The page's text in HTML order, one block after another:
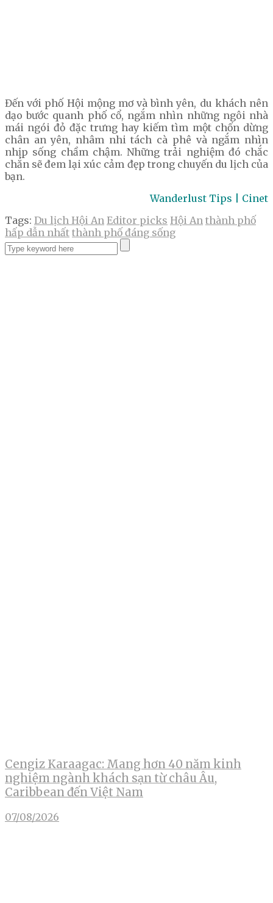
Đến với phố Hội mộng mơ và bình yên, du khách nên
dạo bước quanh phố cổ, ngắm nhìn những ngôi nhà
mái ngói đỏ đặc trưng hay kiếm tìm một chốn dừng
chân an yên, nhâm nhi tách cà phê và ngắm nhìn
nhịp sống chầm chậm. Những trải nghiệm đó chắc
chắn sẽ đem lại xúc cảm đẹp trong chuyến du lịch của
bạn.
Wanderlust Tips | Cinet
Tags: Du lịch Hội An Editor picks Hội An thành phố
hấp dẫn nhất thành phố đáng sống
Cengiz Karaagac: Mang hơn 40 năm kinh
nghiệm ngành khách sạn từ châu Âu,
Caribbean đến Việt Nam
07/08/2026